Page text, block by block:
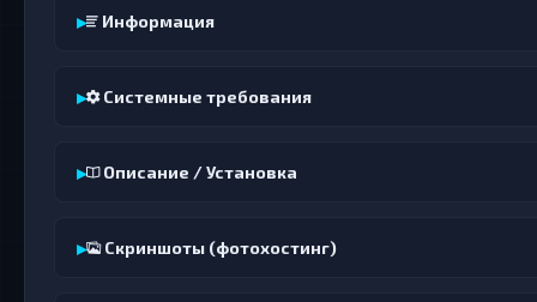
Информация
Системные требования
Описание / Установка
Скриншоты (фотохостинг)